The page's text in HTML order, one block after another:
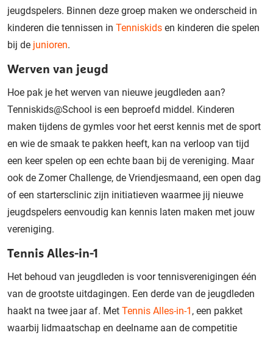
jeugdspelers. Binnen deze groep maken we onderscheid in
kinderen die tennissen in Tenniskids en kinderen die spelen
bij de junioren.
Werven van jeugd
Hoe pak je het werven van nieuwe jeugdleden aan?
Tenniskids@School is een beproefd middel. Kinderen
maken tijdens de gymles voor het eerst kennis met de sport
en wie de smaak te pakken heeft, kan na verloop van tijd
een keer spelen op een echte baan bij de vereniging. Maar
ook de Zomer Challenge, de Vriendjesmaand, een open dag
of een startersclinic zijn initiatieven waarmee jij nieuwe
jeugdspelers eenvoudig kan kennis laten maken met jouw
vereniging.
Tennis Alles-in-1
Het behoud van jeugdleden is voor tennisverenigingen één
van de grootste uitdagingen. Een derde van de jeugdleden
haakt na twee jaar af. Met Tennis Alles-in-1 , een pakket
waarbij lidmaatschap en deelname aan de competitie